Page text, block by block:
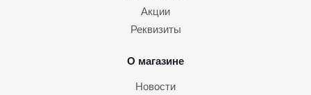
Акции
Реквизиты
О магазине
Новости